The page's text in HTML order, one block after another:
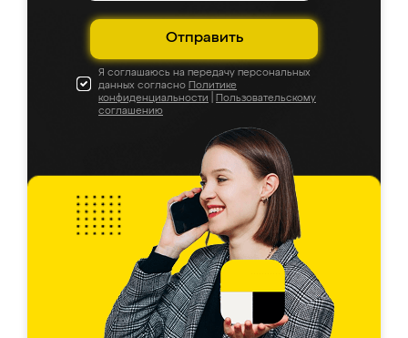
Отправить
Я соглашаюсь на передачу персональных
данных согласно Политике
конфиденциальности
Пользовательскому
соглашению